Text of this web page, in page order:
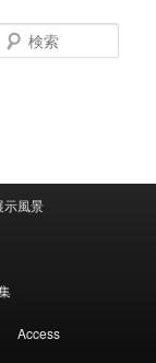
索
示風景
Access